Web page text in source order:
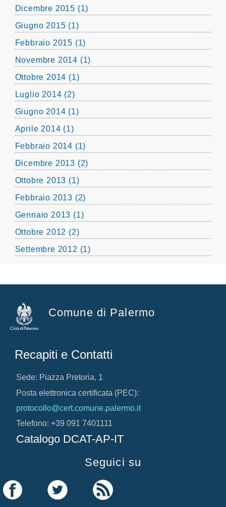
Dicembre 2015 (1)
Giugno 2015 (1)
Febbraio 2015 (1)
Novembre 2014 (1)
Ottobre 2014 (1)
Luglio 2014 (2)
Giugno 2014 (1)
Aprile 2014 (1)
Febbraio 2014 (1)
Dicembre 2013 (2)
Ottobre 2013 (1)
Febbraio 2013 (2)
Gennaio 2013 (1)
Ottobre 2012 (2)
Settembre 2012 (1)
Comune di Palermo
Recapiti e Contatti
Sede: Piazza Pretoria, 1
Posta elettronica certificata (PEC):
protocollo@cert.comune.palermo.it
Telefono: +39 091 7401111
Catalogo DCAT-AP-IT
Seguici su